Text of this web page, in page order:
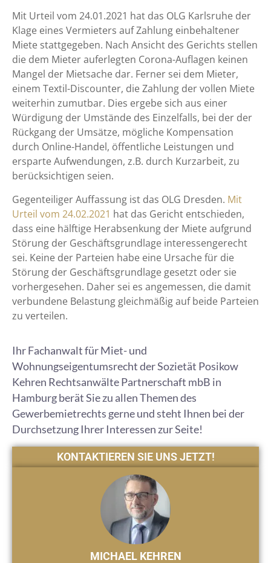
Mit Urteil vom 24.01.2021 hat das OLG Karlsruhe der
Klage eines Vermieters auf Zahlung einbehaltener
Miete stattgegeben. Nach Ansicht des Gerichts stellen
die dem Mieter auferlegten Corona-Auflagen keinen
Mangel der Mietsache dar. Ferner sei dem Mieter,
einem Textil-Discounter, die Zahlung der vollen Miete
weiterhin zumutbar. Dies ergebe sich aus einer
Würdigung der Umstände des Einzelfalls, bei der der
Rückgang der Umsätze, mögliche Kompensation
durch Online-Handel, öffentliche Leistungen und
ersparte Aufwendungen, z.B. durch Kurzarbeit, zu
berücksichtigen seien.
Gegenteiliger Auffassung ist das OLG Dresden. Mit
Urteil vom 24.02.2021 hat das Gericht entschieden,
dass eine hälftige Herabsenkung der Miete aufgrund
Störung der Geschäftsgrundlage interessengerecht
sei. Keine der Parteien habe eine Ursache für die
Störung der Geschäftsgrundlage gesetzt oder sie
vorhergesehen. Daher sei es angemessen, die damit
verbundene Belastung gleichmäßig auf beide Parteien
zu verteilen.
Ihr Fachanwalt für Miet- und
Wohnungseigentumsrecht der Sozietät Posikow
Kehren Rechtsanwälte Partnerschaft mbB in
Hamburg berät Sie zu allen Themen des
Gewerbemietrechts gerne und steht Ihnen bei der
Durchsetzung Ihrer Interessen zur Seite!
KONTAKTIEREN SIE UNS JETZT!
MICHAEL KEHREN